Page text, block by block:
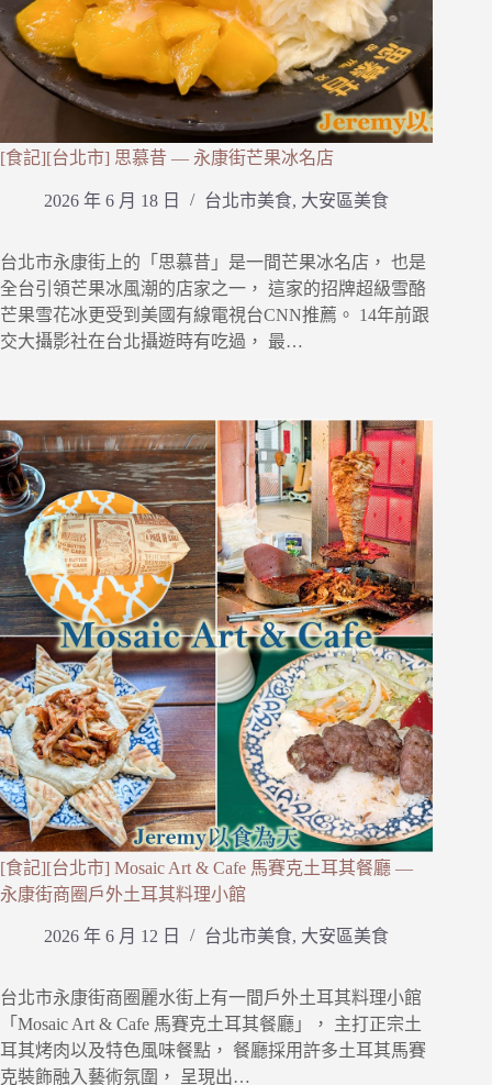
[食記][台北市] 思慕昔 — 永康街芒果冰名店
2026 年 6 月 18 日 台北市美食, 大安區美食
台北市永康街上的「思慕昔」是一間芒果冰名店， 也是
全台引領芒果冰風潮的店家之一， 這家的招牌超級雪酪
芒果雪花冰更受到美國有線電視台CNN推薦。 14年前跟
交大攝影社在台北攝遊時有吃過， 最…
[食記][台北市] Mosaic Art & Cafe 馬賽克土耳其餐廳 —
永康街商圈戶外土耳其料理小館
2026 年 6 月 12 日 台北市美食, 大安區美食
台北市永康街商圈麗水街上有一間戶外土耳其料理小館
「Mosaic Art & Cafe 馬賽克土耳其餐廳」， 主打正宗土
耳其烤肉以及特色風味餐點， 餐廳採用許多土耳其馬賽
克裝飾融入藝術氛圍， 呈現出…